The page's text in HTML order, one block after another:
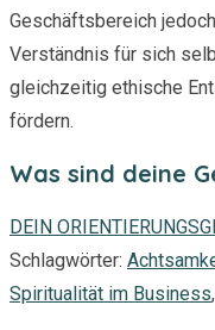
Geschäftsbereich
Verständnis für sich
gleichzeitig ethische
fördern.
Was sind deine
DEIN
Schlagwörter:
Spiritualität im Business,